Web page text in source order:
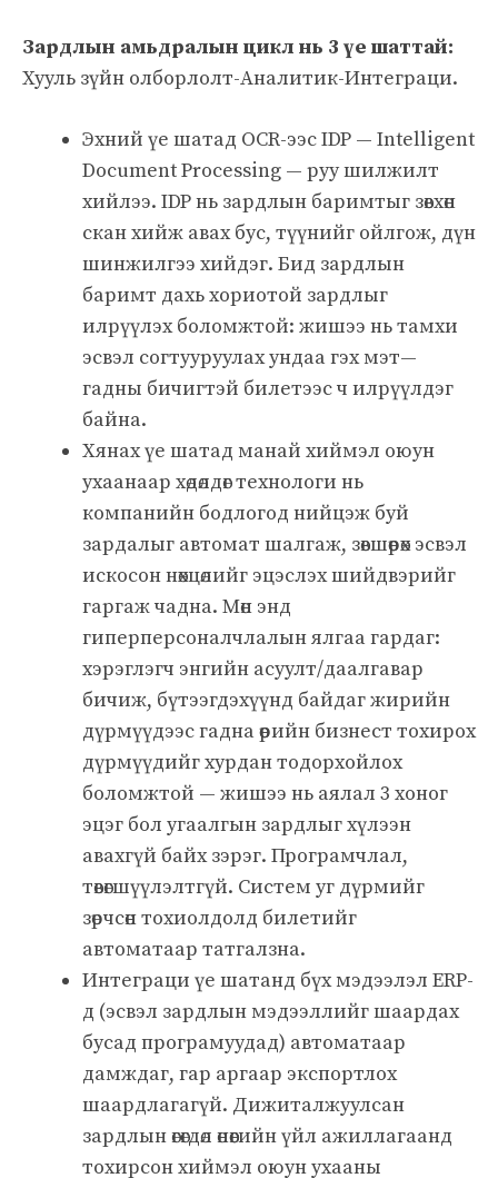
Зардлын амьдралын цикл нь 3 үе шаттай:
Хууль зүйн олборлолт-Аналитик-Интеграци.
Эхний үе шатад OCR-ээс IDP — Intelligent
Document Processing — руу шилжилт
хийлээ. IDP нь зардлын баримтыг зөвхөн
скан хийж авах бус, түүнийг ойлгож, дүн
шинжилгээ хийдэг. Бид зардлын
баримт дахь хориотой зардлыг
илрүүлэх боломжтой: жишээ нь тамхи
эсвэл согтууруулах ундаа гэх мэт—
гадны бичигтэй билетээс ч илрүүлдэг
байна.
Хянах үе шатад манай хиймэл оюун
ухаанаар хөдөлдөг технологи нь
компанийн бодлогод нийцэж буй
зардалыг автомат шалгаж, зөвшөөрөх эсвэл
искосон нөхцөлийг эцэслэх шийдвэрийг
гаргаж чадна. Мөн энд
гиперперсоналчлалын ялгаа гардаг:
хэрэглэгч энгийн асуулт/даалгавар
бичиж, бүтээгдэхүүнд байдаг жирийн
дүрмүүдээс гадна өөрийн бизнест тохирох
дүрмүүдийг хурдан тодорхойлох
боломжтой — жишээ нь аялал 3 хоног
эцэг бол угаалгын зардлыг хүлээн
авахгүй байх зэрэг. Програмчлал,
төвөгшүүлэлтгүй. Систем уг дүрмийг
зөрчсөн тохиолдолд билетийг
автоматаар татгалзна.
Интеграци үе шатанд бүх мэдээлэл ERP-
д (эсвэл зардлын мэдээллийг шаардах
бусад програмуудад) автоматаар
дамждаг, гар аргаар экспортлох
шаардлагагүй. Дижиталжуулсан
зардлын өгөгдөл өнөөгийн үйл ажиллагаанд
тохирсон хиймэл оюун ухааны